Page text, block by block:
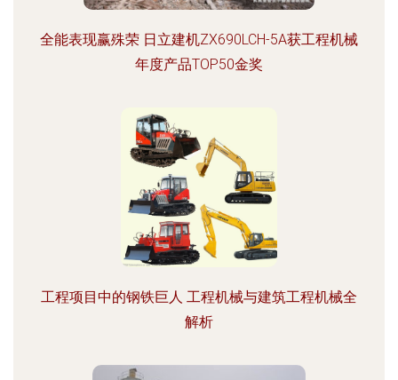
全能表现赢殊荣 日立建机ZX690LCH-5A获工程机械
年度产品TOP50金奖
工程项目中的钢铁巨人 工程机械与建筑工程机械全
解析